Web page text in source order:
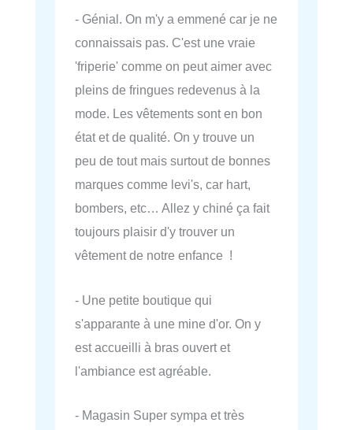
- Génial. On m'y a emmené car je ne
connaissais pas. C'est une vraie
'friperie' comme on peut aimer avec
pleins de fringues redevenus à la
mode. Les vêtements sont en bon
état et de qualité. On y trouve un
peu de tout mais surtout de bonnes
marques comme levi's, car hart,
bombers, etc… Allez y chiné ça fait
toujours plaisir d'y trouver un
vêtement de notre enfance !
- Une petite boutique qui
s'apparante à une mine d'or. On y
est accueilli à bras ouvert et
l'ambiance est agréable.
- Magasin Super sympa et très